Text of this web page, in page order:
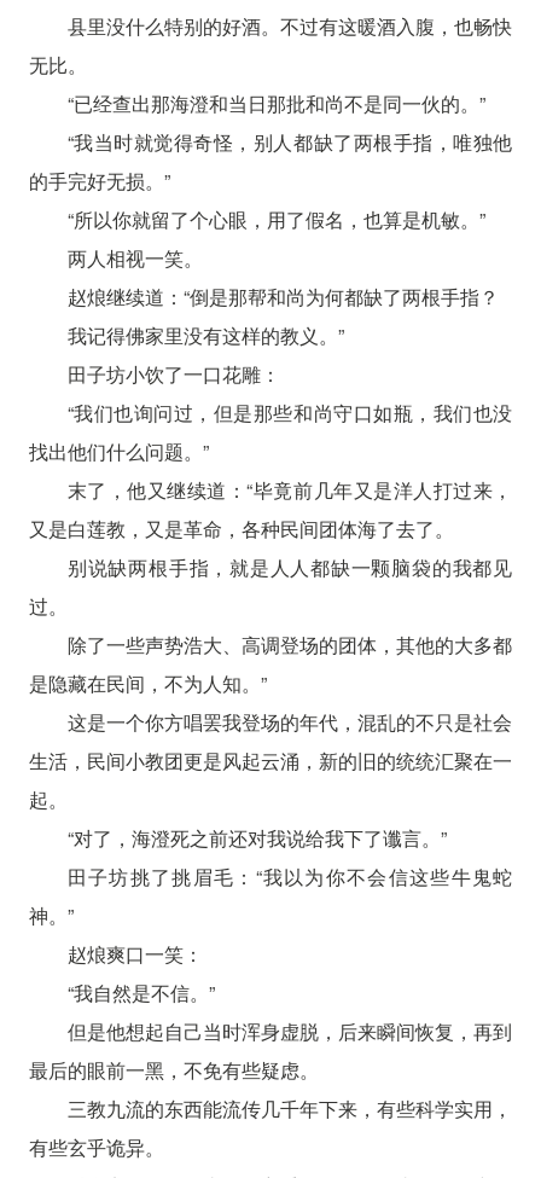
县里没什么特别的好酒。不过有这暖酒入腹，也畅快
无比。
“已经查出那海澄和当日那批和尚不是同一伙的。”
“我当时就觉得奇怪，别人都缺了两根手指，唯独他
的手完好无损。”
“所以你就留了个心眼，用了假名，也算是机敏。”
两人相视一笑。
赵烺继续道：“倒是那帮和尚为何都缺了两根手指？
我记得佛家里没有这样的教义。”
田子坊小饮了一口花雕：
“我们也询问过，但是那些和尚守口如瓶，我们也没
找出他们什么问题。”
末了，他又继续道：“毕竟前几年又是洋人打过来，
又是白莲教，又是革命，各种民间团体海了去了。
别说缺两根手指，就是人人都缺一颗脑袋的我都见
过。
除了一些声势浩大、高调登场的团体，其他的大多都
是隐藏在民间，不为人知。”
这是一个你方唱罢我登场的年代，混乱的不只是社会
生活，民间小教团更是风起云涌，新的旧的统统汇聚在一
起。
“对了，海澄死之前还对我说给我下了谶言。”
田子坊挑了挑眉毛：“我以为你不会信这些牛鬼蛇
神。”
赵烺爽口一笑：
“我自然是不信。”
但是他想起自己当时浑身虚脱，后来瞬间恢复，再到
最后的眼前一黑，不免有些疑虑。
三教九流的东西能流传几千年下来，有些科学实用，
有些玄乎诡异。